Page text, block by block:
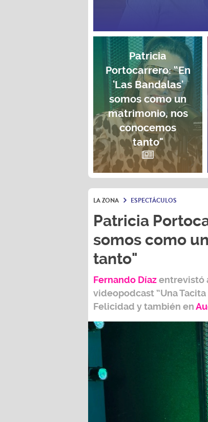
Patricia
Portocarrero: “En
'Las Bandalas'
somos como un
matrimonio, nos
conocemos
tanto"
LA ZONA ESPECTÁCULOS
Patricia
somos como
tanto"
Fernando Díazentrevistó
videopodcast “Una
Felicidad y también en